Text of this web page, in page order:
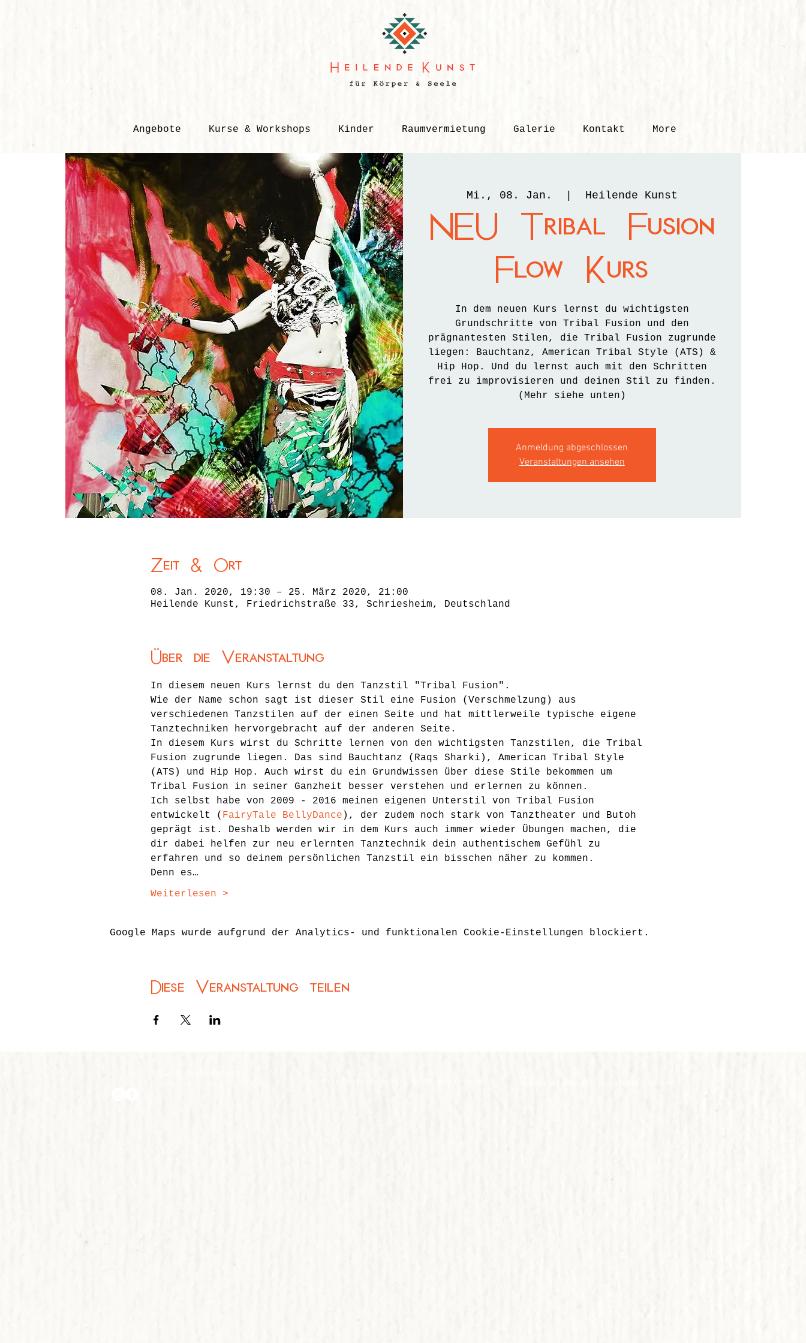
Angebote Kurse & Workshops Kinder Raumvermietung Galerie Kontakt More
Mi., 08. Jan. Heilende Kunst
NEU Tribal Fusion
Flow Kurs
In dem neuen Kurs lernst du wichtigsten
Grundschritte von Tribal Fusion und den
prägnantesten Stilen, die Tribal Fusion zugrunde
liegen: Bauchtanz, American Tribal Style (ATS) &
Hip Hop. Und du lernst auch mit den Schritten
frei zu improvisieren und deinen Stil zu finden.
(Mehr siehe unten)
Anmeldung abgeschlossen
Veranstaltungen ansehen
Zeit & Ort
08. Jan. 2020, 19:30 – 25. März 2020, 21:00
Heilende Kunst, Friedrichstraße 33, Schriesheim, Deutschland
Über die Veranstaltung
In diesem neuen Kurs lernst du den Tanzstil "Tribal Fusion".
Wie der Name schon sagt ist dieser Stil eine Fusion (Verschmelzung) aus
verschiedenen Tanzstilen auf der einen Seite und hat mittlerweile typische eigene
Tanztechniken hervorgebracht auf der anderen Seite.
In diesem Kurs wirst du Schritte lernen von den wichtigsten Tanzstilen, die Tribal
Fusion zugrunde liegen. Das sind Bauchtanz (Raqs Sharki), American Tribal Style
(ATS) und Hip Hop. Auch wirst du ein Grundwissen über diese Stile bekommen um
Tribal Fusion in seiner Ganzheit besser verstehen und erlernen zu können.
Ich selbst habe von 2009 - 2016 meinen eigenen Unterstil von Tribal Fusion
entwickelt ( FairyTale BellyDance ), der zudem noch stark von Tanztheater und Butoh
geprägt ist. Deshalb werden wir in dem Kurs auch immer wieder Übungen machen, die
dir dabei helfen zur neu erlernten Tanztechnik dein authentischem Gefühl zu
erfahren und so deinem persönlichen Tanzstil ein bisschen näher zu kommen.
Denn es…
Weiterlesen >
Google Maps wurde aufgrund der Analytics- und funktionalen Cookie-Einstellungen blockiert.
Diese Veranstaltung teilen